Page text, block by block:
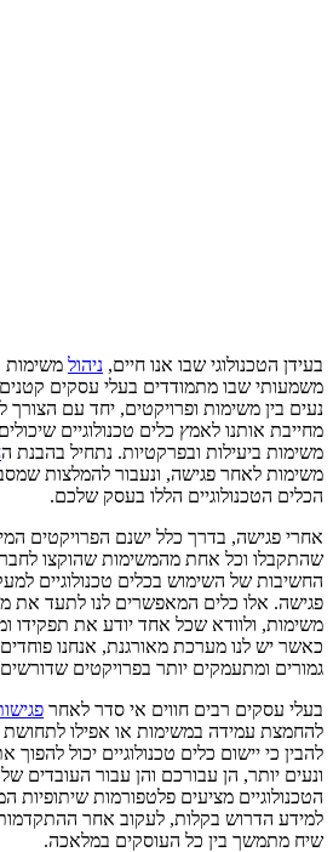
בעידן הטכנולוגי שבו אנו חיים, ניהול משימות
משמעותי שבו מתמודדים בעלי עסקים קטנים
נעים בין משימות ופרויקטים, יחד עם הצורך
מחייבת אותנו לאמץ כלים טכנולוגיים
משימות ביעילות ובפרקטיות. נתחיל בהבנת ה
משימות לאחר פגישה, ונעבור להמלצות
הכלים הטכנולוגיים הללו בעסק שלכם.
אחרי פגישה, בדרך כלל ישנם הפרויקטים
שהתקבלו וכל אחת מהמשימות שהוקצו
החשיבות של השימוש בכלים טכנולוגיים
פגישה. אלו כלים המאפשרים לנו לתעד את
משימות, ולוודא שכל אחד יודע את תפקידו
כאשר יש לנו מערכת מאורגנת, אנחנו
גמורים ומתעמקים יותר בפרויקטים
בעלי עסקים רבים חווים אי סדר לאחר
להחמצת עמידה במשימות או אפילו
להבין כי יישום כלים טכנולוגיים יכול להפוך
ונעים יותר, הן עבורכם והן עבור העובדים
הטכנולוגיים מציעים פלטפורמות שיתופיות
למידע הדרוש בקלות, לעקוב אחר
שיח מתמשך בין כל העוסקים במלאכה.